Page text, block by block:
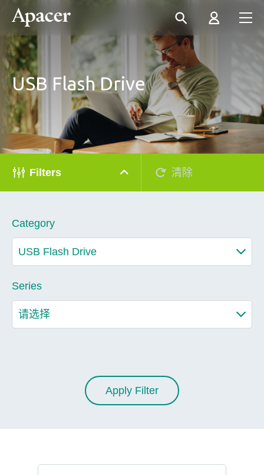
USB Flash Drive
Filters 清除
Category
Series
Apply Filter